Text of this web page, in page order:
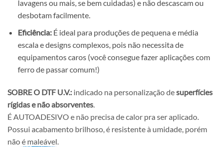
lavagens ou mais, se bem cuidadas) e não descascam ou
desbotam facilmente.
Eficiência:É ideal para produções de pequena e média
escala e designs complexos, pois não necessita de
equipamentos caros (você consegue fazer aplicações com
ferro de passar comum!)
SOBRE O DTF U.V.: indicado na personalização desuperfícies
rígidas e não absorventes
É AUTOADESIVO e não precisa de calor pra ser aplicado.
Possui acabamento brilhoso, é resistente à umidade, porém
não é maleável.